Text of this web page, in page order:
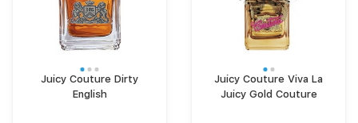
Juicy Couture Dirty
English
Juicy Couture Viva La
Juicy Gold Couture